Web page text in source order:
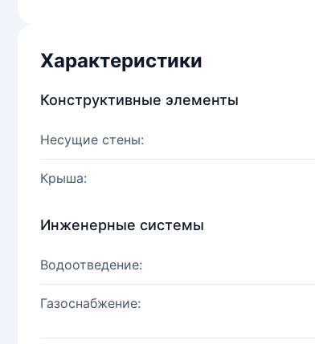
Характеристики
Конструктивные элементы
Несущие стены:
Крыша:
Инженерные системы
Водоотведение:
Газоснабжение: